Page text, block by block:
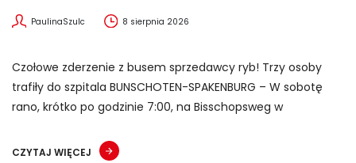
PaulinaSzulc 8 sierpnia 2026
Czołowe zderzenie z busem sprzedawcy ryb! Trzy osoby
trafiły do szpitala BUNSCHOTEN-SPAKENBURG – W sobotę
rano, krótko po godzinie 7:00, na Bisschopsweg w
CZYTAJ WIĘCEJ